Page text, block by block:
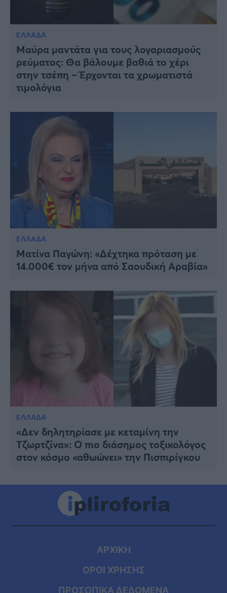
ΕΛΛΑΔΑ
Μαύρα μαντάτα για τους λογαριασμούς
ρεύματος: Θα βάλουμε βαθιά το χέρι
στην τσέπη – Έρχονται τα χρωματιστά
τιμολόγια
ΕΛΛΑΔΑ
Ματίνα Παγώνη: «Δέχτηκα πρόταση με
14.000€ τον μήνα από Σαουδική Αραβία»
ΕΛΛΑΔΑ
«Δεν δηλητηρίασε με κεταμίνη την
Τζωρτζίνα»: Ο πιο διάσημος τοξικολόγος
στον κόσμο «αθωώνει» την Πισπιρίγκου
ΑΡΧΙΚΗ
ΟΡΟΙ ΧΡΗΣΗΣ
ΠΡΟΣΩΠΙΚΑ ΔΕΔΟΜΕΝΑ